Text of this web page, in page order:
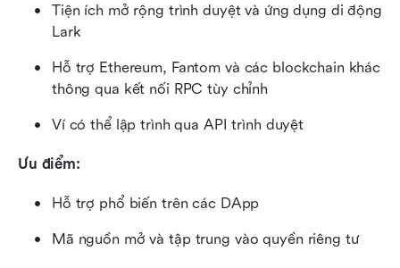
Tiện ích mở rộng trình duyệt và ứng dụng di động
Lark
Hỗ trợ Ethereum, Fantom và các blockchain khác
thông qua kết nối RPC tùy chỉnh
Ví có thể lập trình qua API trình duyệt
Ưu điểm:
Hỗ trợ phổ biến trên các DApp
Mã nguồn mở và tập trung vào quyền riêng tư